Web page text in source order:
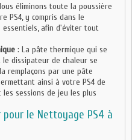
éliminons toute la poussière
PS4, y compris dans le
essentiels, afin d'éviter tout
: La pâte thermique qui se
dissipateur de chaleur se
remplaçons par une pâte
ainsi à votre PS4 de
sessions de jeu les plus
pour le Nettoyage PS4 à